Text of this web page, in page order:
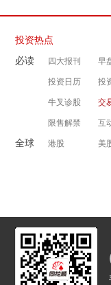
投资热点
必读
四大报刊 早
投资日历 投
牛叉诊股 交
限售解禁 互
全球 港股 美